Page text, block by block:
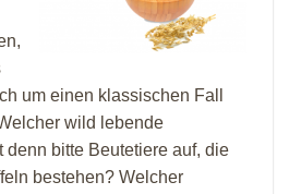
um einen klassischen Fall
wild lebende
denn bitte Beutetiere auf, die
bestehen? Welcher